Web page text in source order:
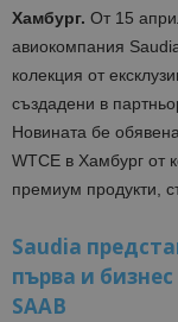
Хамбург. От 15
авиокомпания
колекция от
създадени в
Новината бе
WTCE в Хамбург от
премиум продукти,
Saudia
първа и бизнес
SAAB